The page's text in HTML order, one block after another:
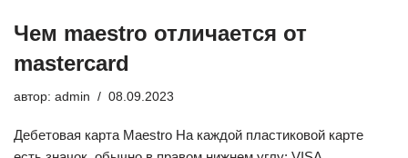
Чем maestro отличается от
mastercard
автор: admin 08.09.2023
Дебетовая карта Maestro На каждой пластиковой карте